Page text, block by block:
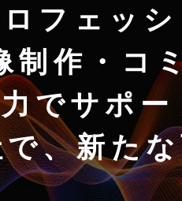
フェッ
制作・コ
でサポ
、新た